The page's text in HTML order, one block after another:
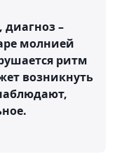
–
молнией
ритм
возникнуть